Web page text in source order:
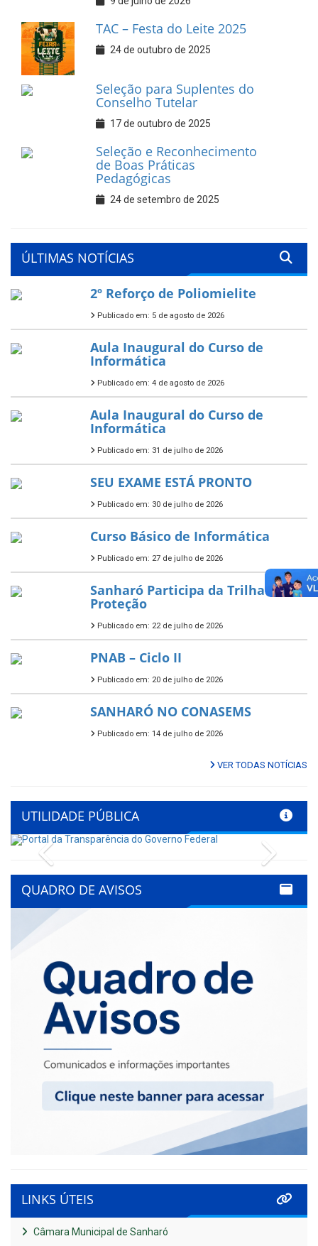
TAC – Festa do Leite 2025
24 de outubro de 2025
Seleção para Suplentes do
Conselho Tutelar
17 de outubro de 2025
Seleção e Reconhecimento
de Boas Práticas
Pedagógicas
24 de setembro de 2025
ÚLTIMAS NOTÍCIAS
2º Reforço de Poliomielite
Publicado em: 5 de agosto de 2026
Aula Inaugural do Curso de
Informática
Publicado em: 4 de agosto de 2026
Aula Inaugural do Curso de
Informática
Publicado em: 31 de julho de 2026
SEU EXAME ESTÁ PRONTO
Publicado em: 30 de julho de 2026
Curso Básico de Informática
Publicado em: 27 de julho de 2026
Sanharó Participa da Trilha da
Proteção
Publicado em: 22 de julho de 2026
PNAB – Ciclo II
Publicado em: 20 de julho de 2026
SANHARÓ NO CONASEMS
Publicado em: 14 de julho de 2026
VER TODAS NOTÍCIAS
UTILIDADE PÚBLICA
Previous
QUADRO DE AVISOS
LINKS ÚTEIS
Câmara Municipal de Sanharó